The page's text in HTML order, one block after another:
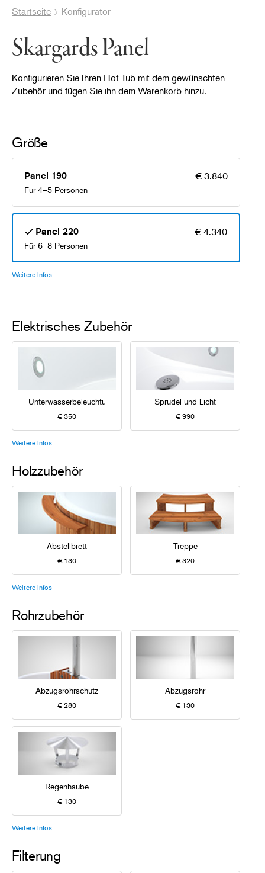
Startseite Konfigurator
Skargards Panel
Konfigurieren Sie Ihren Hot Tub mit dem gewünschten
Zubehör und fügen Sie ihn dem Warenkorb hinzu.
Größe
Panel 190 € 3.840
Für 4–5 Personen
Panel 220 € 4.340
Für 6–8 Personen
Weitere Infos
Elektrisches Zubehör
Unterwasserbeleuchtung
€ 350
Sprudel und Licht
€ 990
Weitere Infos
Holzzubehör
Abstellbrett
€ 130
Treppe
€ 320
Weitere Infos
Rohrzubehör
Abzugsrohrschutz
€ 280
Abzugsrohr
€ 130
Regenhaube
€ 130
Weitere Infos
Filterung